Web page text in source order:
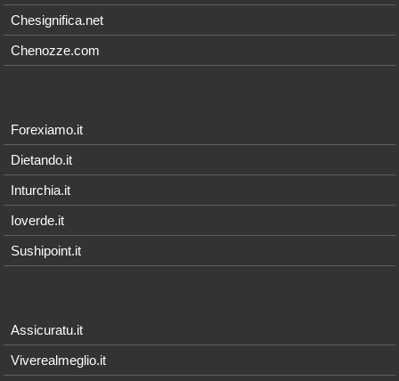
Chesignifica.net
Chenozze.com
Forexiamo.it
Dietando.it
Inturchia.it
Ioverde.it
Sushipoint.it
Assicuratu.it
Viverealmeglio.it